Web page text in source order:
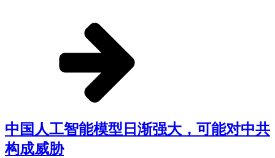
中国人工智能模型日渐强大，可能对中共
构成威胁